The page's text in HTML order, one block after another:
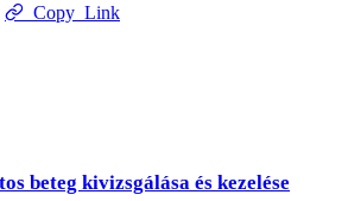
Copy Link
beteg kivizsgálása és kezelése